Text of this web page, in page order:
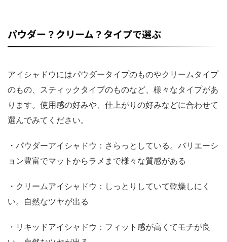
パウダー？クリーム？タイプで選ぶ
アイシャドウにはパウダータイプのものやクリームタイプ
のもの、スティックタイプのものなど、様々なタイプがあ
ります。使用感の好みや、仕上がりの好みなどに合わせて
選んでみてください。
・パウダーアイシャドウ：さらっとしている。バリエーシ
ョン豊富でマットからラメまで様々な質感がある
・クリームアイシャドウ：しっとりしていて乾燥しにく
い。自然なツヤが出る
・リキッドアイシャドウ：フィット感が高くてモチが良